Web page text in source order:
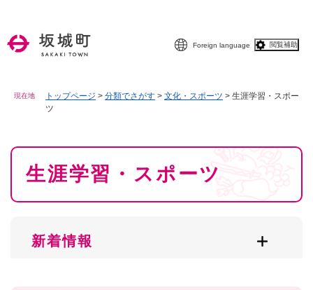
Foreign language 閲覧補助
現在地 トップページ > 分類でさがす > 文化・スポーツ > 生涯学習・スポー
ツ
本
生涯学習・スポーツ
新着情報